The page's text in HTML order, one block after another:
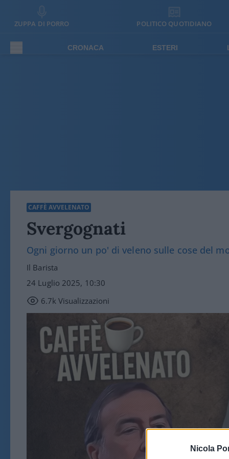
Nicola
ZUPPA DI PORRO POLITICO QUOTIDIANO
CRONACA ESTERI
CAFFÈ AVVELENATO
Svergognati
Ogni giorno un po' di veleno sulle cose del
Il Barista
24 Luglio 2025, 10:30
6.7k Visualizzazioni